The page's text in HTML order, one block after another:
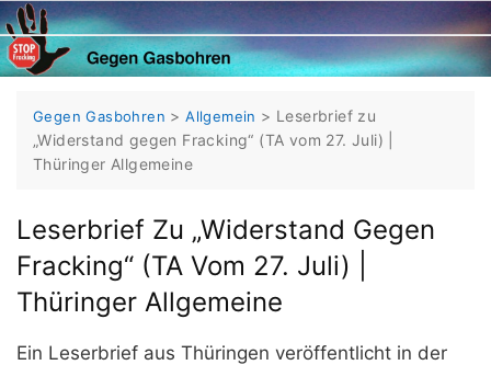
Skip
to
content
Gegen Gasbohren >Allgemein > Leserbrief zu
„Widerstand gegen Fracking“ (TA vom 27. Juli) |
Thüringer Allgemeine
Leserbrief Zu „Widerstand Gegen
Fracking“ (TA Vom 27. Juli) |
Thüringer Allgemeine
Ein Leserbrief aus Thüringen veröffentlicht in der